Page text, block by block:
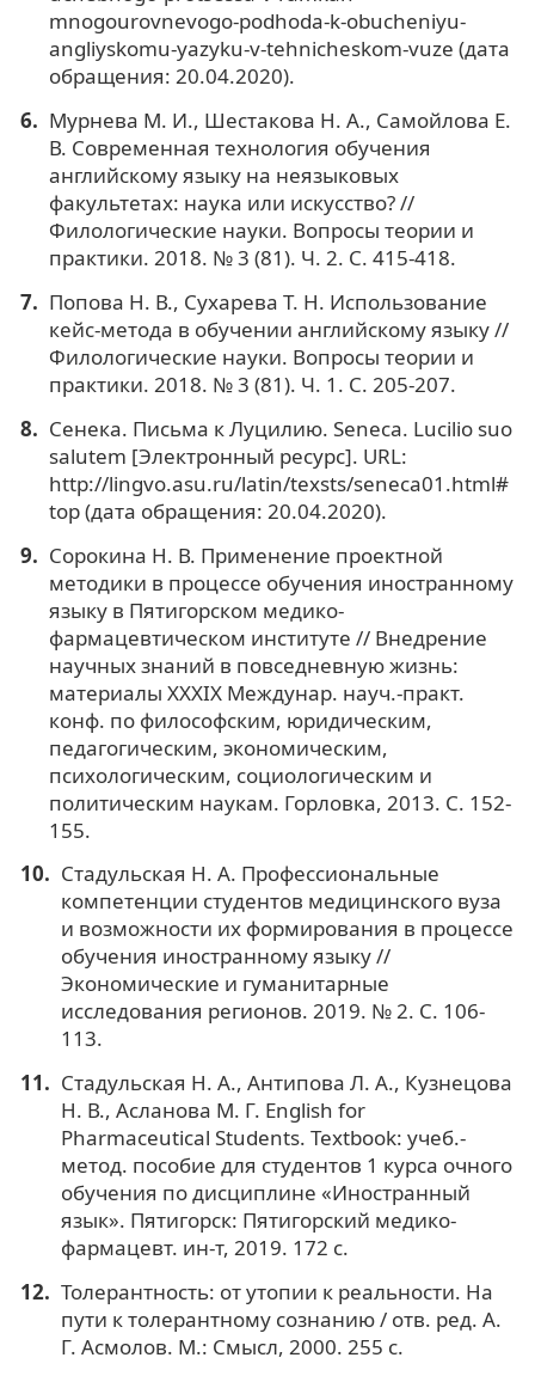
mnogourovnevogo-podhoda-k-obucheniyu-
angliyskomu-yazyku-v-tehnicheskom-vuze (дата
обращения: 20.04.2020).
Мурнева М. И., Шестакова Н. А., Самойлова Е.
В. Современная технология обучения
английскому языку на неязыковых
факультетах: наука или искусство? //
Филологические науки. Вопросы теории и
практики. 2018. № 3 (81). Ч. 2. С. 415-418.
Попова Н. В., Сухарева Т. Н. Использование
кейс-метода в обучении английскому языку //
Филологические науки. Вопросы теории и
практики. 2018. № 3 (81). Ч. 1. С. 205-207.
Сенека. Письма к Луцилию. Seneca. Lucilio suo
salutem [Электронный ресурс]. URL:
http://lingvo.asu.ru/latin/texsts/seneca01.html#
top (дата обращения: 20.04.2020).
Сорокина Н. В. Применение проектной
методики в процессе обучения иностранному
языку в Пятигорском медико-
фармацевтическом институте // Внедрение
научных знаний в повседневную жизнь:
материалы XXXIX Междунар. науч.-практ.
конф. по философским, юридическим,
педагогическим, экономическим,
психологическим, социологическим и
политическим наукам. Горловка, 2013. С. 152-
155.
Стадульская Н. А. Профессиональные
компетенции студентов медицинского вуза
и возможности их формирования в процессе
обучения иностранному языку //
Экономические и гуманитарные
исследования регионов. 2019. № 2. С. 106-
113.
Стадульская Н. А., Антипова Л. А., Кузнецова
Н. В., Асланова М. Г. English for
Pharmaceutical Students. Textbook: учеб.-
метод. пособие для студентов 1 курса очного
обучения по дисциплине «Иностранный
язык». Пятигорск: Пятигорский медико-
фармацевт. ин-т, 2019. 172 с.
Толерантность: от утопии к реальности. На
пути к толерантному сознанию / отв. ред. А.
Г. Асмолов. М.: Смысл, 2000. 255 с.